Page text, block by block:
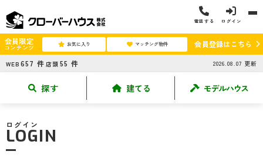
電話する ログイン
会員限定
コンテンツ お気に入り マッチング物件 会員登録はこちら
WEB 657 件 店頭 55 件 2026.08.07 更新
探す 建てる モデルハウス
ログイン
LOGIN